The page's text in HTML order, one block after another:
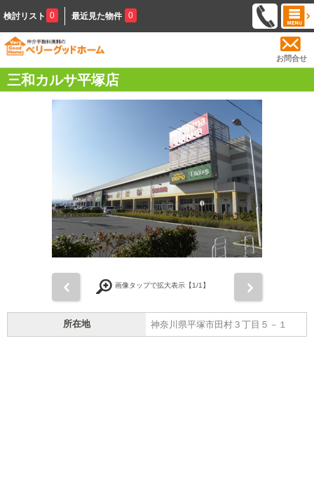
検討リスト 0 最近見た物件 0
お問合せ
三和カルサ平塚店
画像タップで拡大表示【1/1】
所在地 神奈川県平塚市田村３丁目５－１